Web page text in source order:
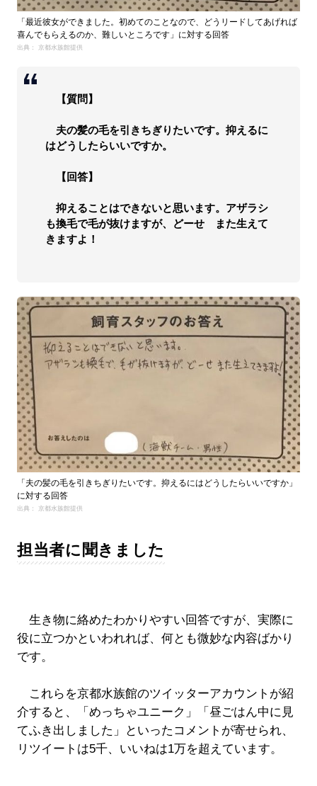
「最近彼女ができました。初めてのことなので、どうリードしてあげれば
喜んでもらえるのか、難しいところです」に対する回答
出典： 京都水族館提供
【質問】
夫の髪の毛を引きちぎりたいです。抑えるに
はどうしたらいいですか。
【回答】
抑えることはできないと思います。アザラシ
も換毛で毛が抜けますが、どーせ また生えて
きますよ！
「夫の髪の毛を引きちぎりたいです。抑えるにはどうしたらいいですか」
に対する回答
出典： 京都水族館提供
担当者に聞きました
生き物に絡めたわかりやすい回答ですが、実際に
役に立つかといわれれば、何とも微妙な内容ばかり
です。
これらを京都水族館のツイッターアカウントが紹
介すると、「めっちゃユニーク」「昼ごはん中に見
てふき出しました」といったコメントが寄せられ、
リツイートは5千、いいねは1万を超えています。